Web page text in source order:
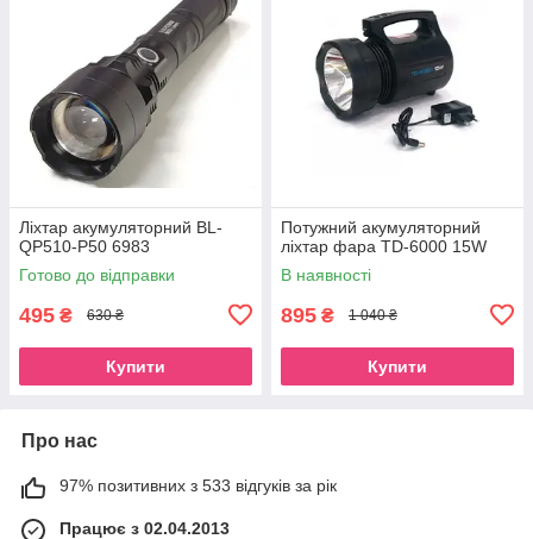
Ліхтар акумуляторний BL-
QP510-P50 6983
Готово до відправки
495 ₴ 630 ₴
Купити
Потужний акумуляторний
ліхтар фара TD-6000 15W
В наявності
895 ₴ 1 040 ₴
Купити
Про нас
97% позитивних з 533 відгуків за рік
Працює з 02.04.2013